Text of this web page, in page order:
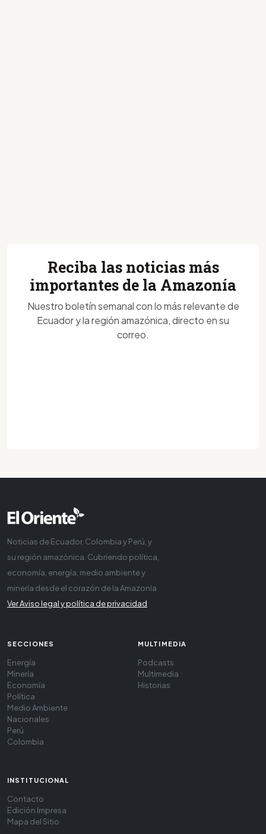
Reciba las noticias más
importantes de la Amazonía
Nuestro boletín semanal con lo más relevante de
Ecuador y la región amazónica, directo en su
correo.
Noticias de Ecuador, Colombia y Perú, y
su región amazónica. Cubriendo política,
economía, energía, medio ambiente y
minería desde el corazón de la Amazonía
Ver Aviso legal y política de privacidad
SECCIONES
Energía
Minería
Economía
Política
Medio Ambiente
Nacionales
Perú
Colombia
MULTIMEDIA
Podcasts
Multimedia
Historias
INSTITUCIONAL
Contacto
Edición Impresa
Mapa del Sitio